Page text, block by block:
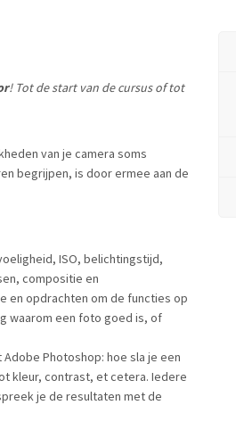
! Tot de start van de cursus of tot
van je camera soms
begrijpen, is door ermee aan de
ISO, belichtingstijd,
compositie en
en opdrachten om de functies op
waarom een foto goed is, of
Photoshop: hoe sla je een
kleur, contrast, et cetera. Iedere
je de resultaten met de